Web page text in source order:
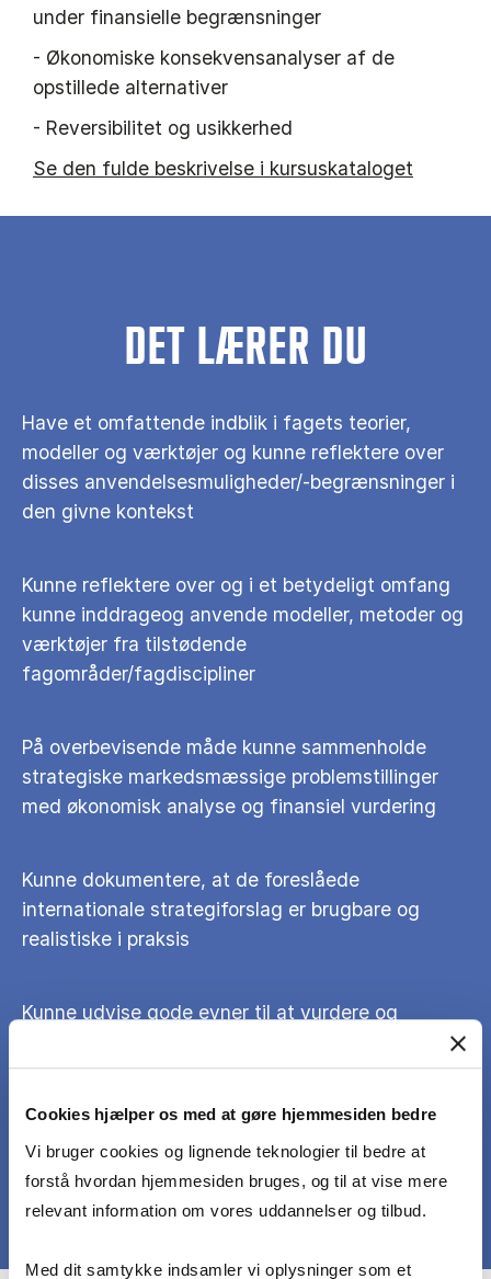
Cookies hjælper os med at gøre hjemmesiden bedre
Vi bruger cookies og lignende teknologier til bedre at
forstå hvordan hjemmesiden bruges, og til at vise mere
relevant information om vores uddannelser og tilbud.
Med dit samtykke indsamler vi oplysninger som et
under finansielle begrænsninger
- Økonomiske konsekvensanalyser af de
opstillede alternativer
- Reversibilitet og usikkerhed
Se den fulde beskrivelse i kursuskataloget
DET LÆRER DU
Have et omfattende indblik i fagets teorier,
modeller og værktøjer og kunne reflektere over
disses anvendelsesmuligheder/-begrænsninger i
den givne kontekst
Kunne reflektere over og i et betydeligt omfang
kunne inddrageog anvende modeller, metoder og
værktøjer fra tilstødende
fagområder/fagdiscipliner
På overbevisende måde kunne sammenholde
strategiske markedsmæssige problemstillinger
med økonomisk analyse og finansiel vurdering
Kunne dokumentere, at de foreslåede
internationale strategiforslag er brugbare og
realistiske i praksis
Kunne udvise gode evner til at vurdere og
diskutere metodemæssig validitet, reliabilitet og
og virkefelt for generaliseringer af konklusioner